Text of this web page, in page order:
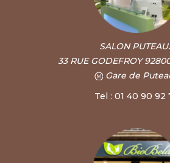
SALON
33 RUE GODEFROY
Gare de
Tel : 01 40 90 92